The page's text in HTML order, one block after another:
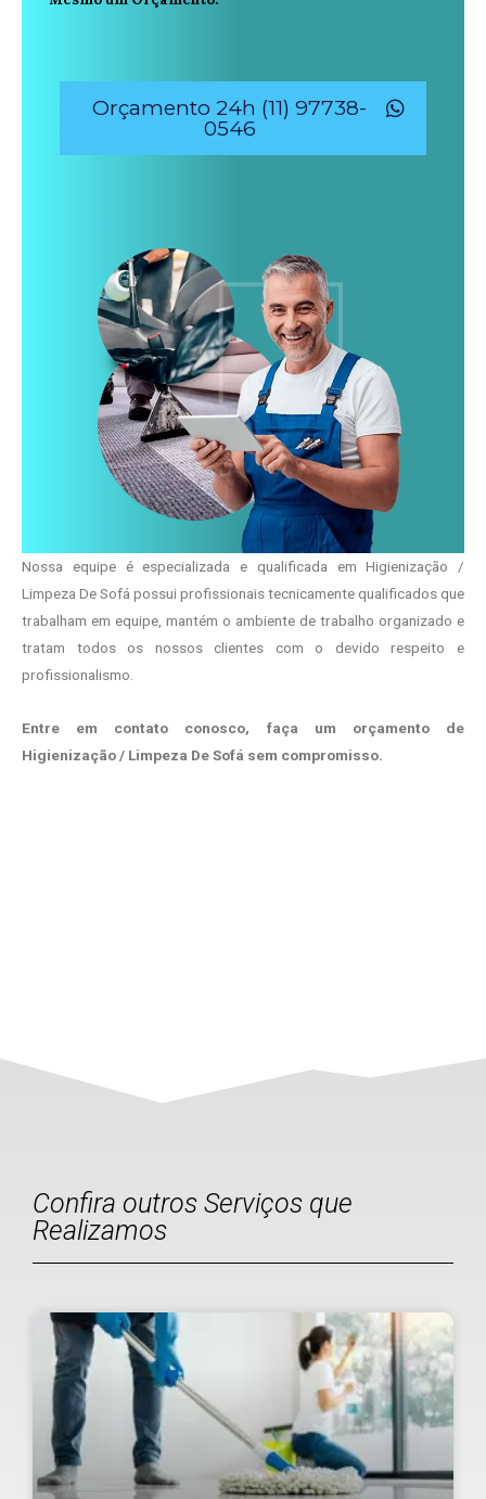
Orçamento 24h (11) 97738-
0546
Nossa equipe é especializada e qualificada em Higienização /
Limpeza De Sofá possui profissionais tecnicamente qualificados que
trabalham em equipe, mantém o ambiente de trabalho organizado e
tratam todos os nossos clientes com o devido respeito e
profissionalismo.
Entre em contato conosco, faça um orçamento de
Higienização / Limpeza De Sofá sem compromisso.
Confira outros Serviços que
Realizamos